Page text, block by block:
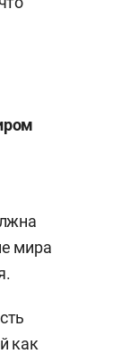
мира
как